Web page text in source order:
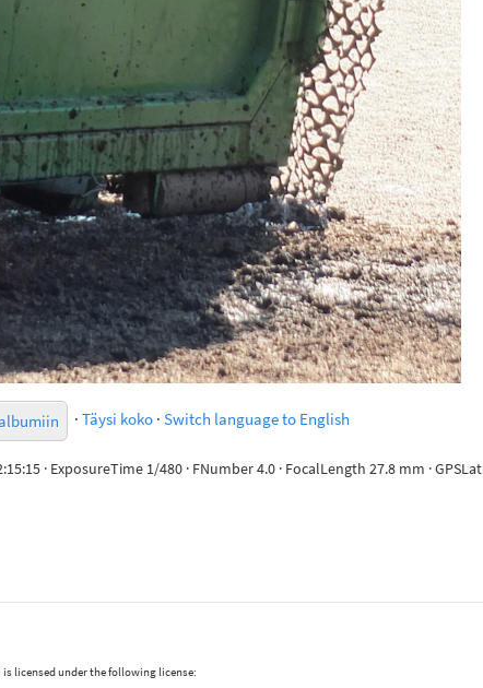
· Täysi koko · Switch language to English
· ExposureTime 1/480 · FNumber 4.0 · FocalLength 27.8 mm ·
licensed under the following license: